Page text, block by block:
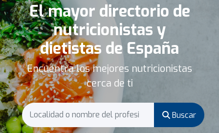
El mayor directorio de
nutricionistas y
dietistas de España
Encuentra los mejores nutricionistas
cerca de ti
Buscar